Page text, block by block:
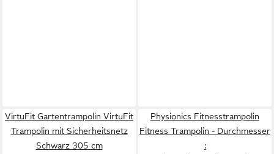
VirtuFit Gartentrampolin VirtuFit
Trampolin mit Sicherheitsnetz
Schwarz 305 cm
Physionics Fitnesstrampolin
Fitness Trampolin - Durchmesser
: